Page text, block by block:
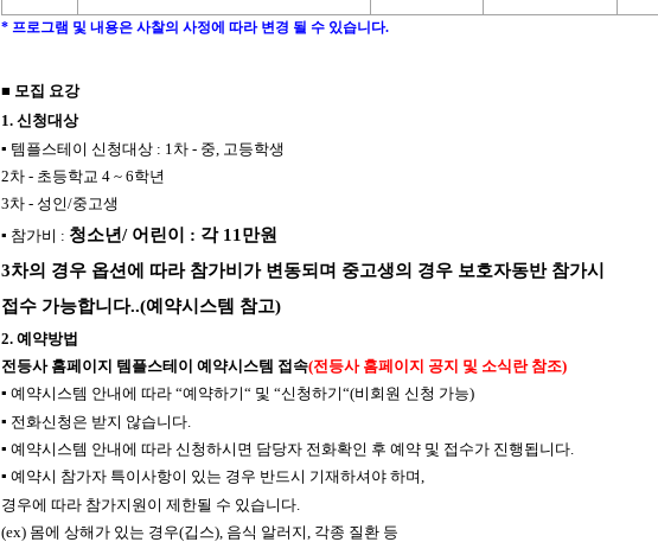
* 프로그램 및 내용은 사찰의 사정에 따라 변경 될 수 있습니다.
■ 모집 요강
1. 신청대상
▪ 템플스테이 신청대상 : 1 차 - 중 고등학생
2차 - 초등학교 4 ~ 6학년
3차 - 성인/중고생
▪ 참가비 : 청소년/ 어린이 : 각 11 만원
3차의 경우 옵션에 따라 참가비가 변동되며 중고생의 경우 보호자동반 참가시
접수 가능합니다..(예약시스템 참고)
2. 예약방법
전등사 홈페이지 템플스테이 예약시스템 접속(전등사 홈페이지 공지 및 소식란 참조)
▪ 예약시스템 안내에 따라 “예약하기“ 및 “신청하기“(비회원 신청 가능)
▪ 전화신청은 받지 않습니다
▪ 예약시스템 안내에 따라 신청하시면 담당자 전화확인 후 예약 및 접수가 진행됩니다
▪ 예약시 참가자 특이사항이 있는 경우 반드시 기재하셔야 하며,
경우에 따라 참가지원이 제한될 수 있습니다
(ex) 몸에 상해가 있는 경우(깁스), 음식 알러지 각종 질환 등